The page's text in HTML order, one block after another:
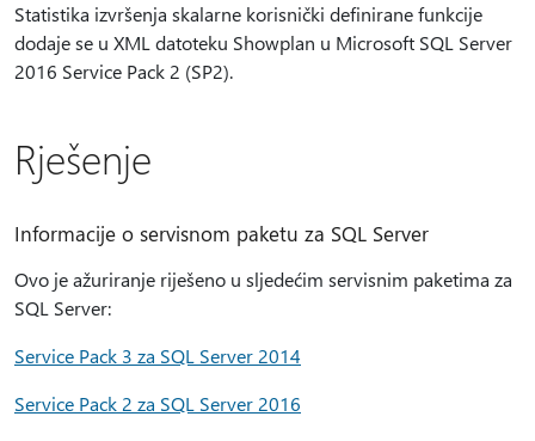
Statistika izvršenja skalarne korisnički definirane funkcije
dodaje se u XML datoteku Showplan u Microsoft SQL Server
2016 Service Pack 2 (SP2).
Rješenje
Informacije o servisnom paketu za SQL Server
Ovo je ažuriranje riješeno u sljedećim servisnim paketima za
SQL Server:
Service Pack 3 za SQL Server 2014
Service Pack 2 za SQL Server 2016